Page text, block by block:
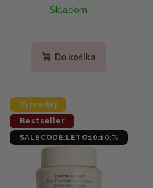
Skladom
Do košíka
Výpredaj
Bestseller
SALECODE:LETO10:10:%